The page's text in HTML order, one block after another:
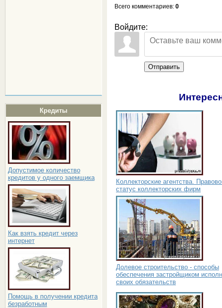
Кредиты
Допустимое количество
кредитов у одного заемщика
Как взять кредит через
интернет
Помощь в получении кредита
безработным
Всего комментариев: 0
Войдите:
Отправить
Коллекторские агентства.
статус коллекторских фирм
Долевое строительство - способы
обеспечения застройщиком
своих обязательств